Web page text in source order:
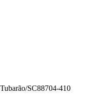
SC88704-410